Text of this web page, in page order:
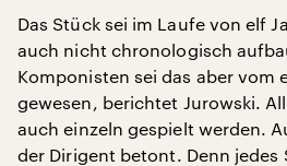
Das Stück sei im Laufe von elf
auch nicht chronologisch
Komponisten sei das aber vom
gewesen, berichtet Jurowski.
auch einzeln gespielt werden.
der Dirigent betont. Denn jedes